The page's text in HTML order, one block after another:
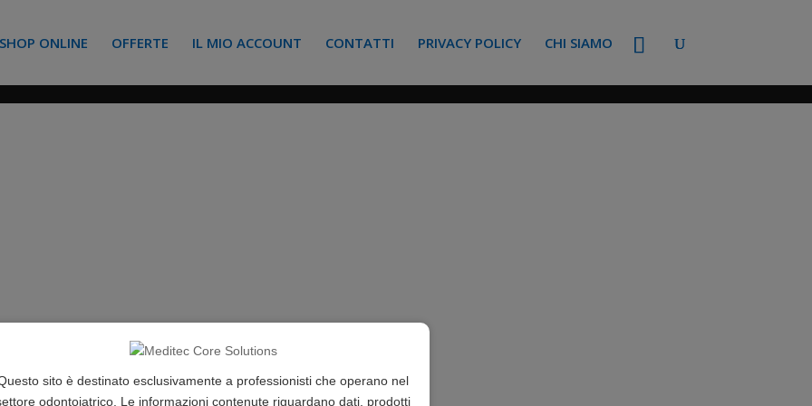
sito è destinato esclusivamente a professionisti che operano nel
odontoiatrico. Le informazioni contenute riguardano dati, prodotti
ONLINE OFFERTE IL MIO ACCOUNT CONTATTI PRIVACY POLICY CHI SIAMO